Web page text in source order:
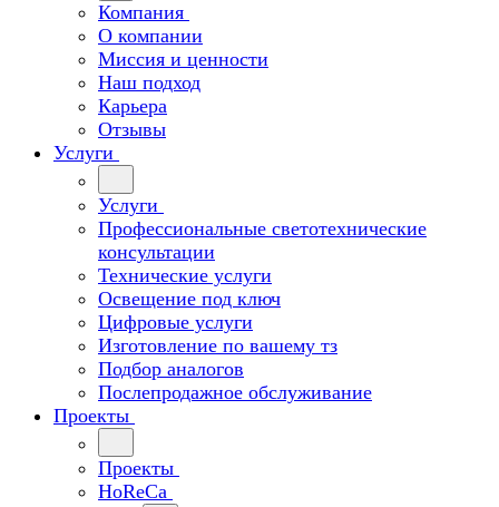
Компания
О компании
Миссия и ценности
Наш подход
Карьера
Отзывы
Услуги
Услуги
Профессиональные светотехнические
консультации
Технические услуги
Освещение под ключ
Цифровые услуги
Изготовление по вашему тз
Подбор аналогов
Послепродажное обслуживание
Проекты
Проекты
HoReCa